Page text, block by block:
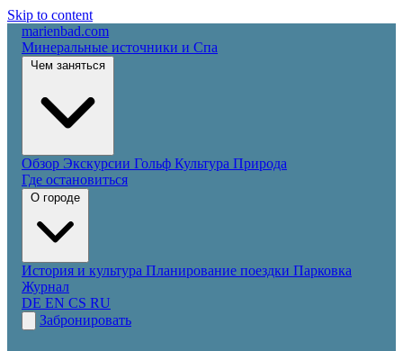
Skip to content
marienbad.com
Минеральные источники и Спа
Обзор Экскурсии Гольф Культура Природа
Где остановиться
История и культура Планирование поездки Парковка
Журнал
DE EN CS RU
Забронировать